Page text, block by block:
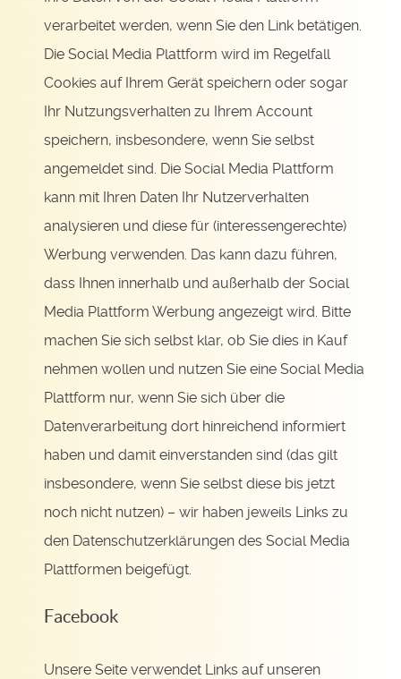
verarbeitet werden, wenn Sie den Link betätigen.
Die Social Media Plattform wird im Regelfall
Cookies auf Ihrem Gerät speichern oder sogar
Ihr Nutzungsverhalten zu Ihrem Account
speichern, insbesondere, wenn Sie selbst
angemeldet sind. Die Social Media Plattform
kann mit Ihren Daten Ihr Nutzerverhalten
analysieren und diese für (interessengerechte)
Werbung verwenden. Das kann dazu führen,
dass Ihnen innerhalb und außerhalb der Social
Media Plattform Werbung angezeigt wird. Bitte
machen Sie sich selbst klar, ob Sie dies in Kauf
nehmen wollen und nutzen Sie eine Social Media
Plattform nur, wenn Sie sich über die
Datenverarbeitung dort hinreichend informiert
haben und damit einverstanden sind (das gilt
insbesondere, wenn Sie selbst diese bis jetzt
noch nicht nutzen) – wir haben jeweils Links zu
den Datenschutzerklärungen des Social Media
Plattformen beigefügt.
Facebook
Unsere Seite verwendet Links auf unseren